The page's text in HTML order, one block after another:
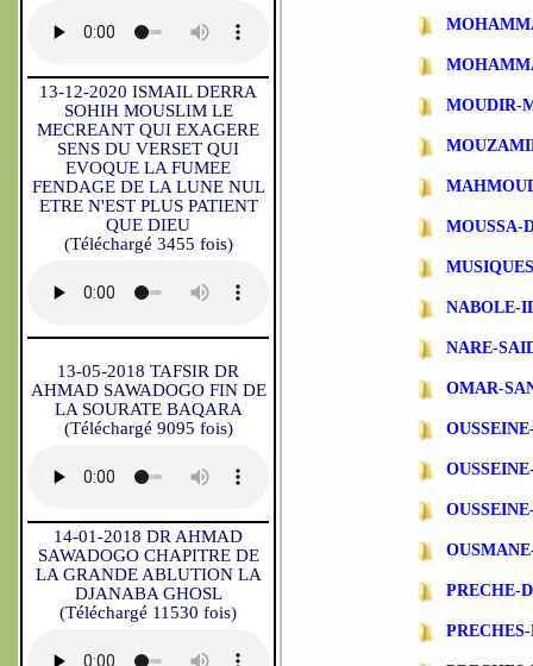
13-12-2020 ISMAIL DERRA
SOHIH MOUSLIM LE
MECREANT QUI EXAGERE
SENS DU VERSET QUI
EVOQUE LA FUMEE
FENDAGE DE LA LUNE NUL
ETRE N'EST PLUS PATIENT
QUE DIEU
(Téléchargé 3455 fois)
13-05-2018 TAFSIR DR
AHMAD SAWADOGO FIN DE
LA SOURATE BAQARA
(Téléchargé 9095 fois)
14-01-2018 DR AHMAD
SAWADOGO CHAPITRE DE
LA GRANDE ABLUTION LA
DJANABA GHOSL
(Téléchargé 11530 fois)
MOUDIR-
MOUSSA-
NABOLE-
NARE-
OMAR-
PRECHE-